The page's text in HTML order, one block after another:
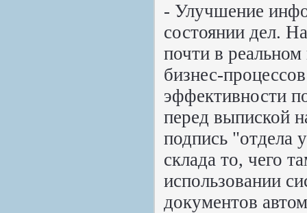
- Улучшение
состоянии дел.
почти в
бизнес-
эффективности
перед выпиской
подпись "отдела
склада то, чего
использовании
документов